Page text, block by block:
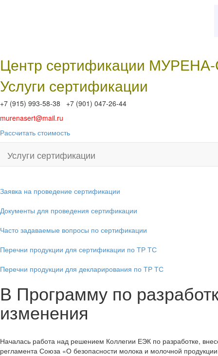
Центр сертификации
Услуги сертификации
+7 (915) 993-58-38 +7 (901) 047-26-44
murenasert@mail.ru
Рассчитать стоимость
Услуги сертификации
Заявка на проведение сертификации
Документы для проведения сертификации
Часто задаваемые вопросы по сертификации
Перечни продукции для сертификации по ТР ТС
Перечни продукции для декларирования по ТР ТС
В Программу по
изменения
Началась работа над решением Коллегии ЕЭК по разработке,
регламента Союза «О безопасности молока и молочной